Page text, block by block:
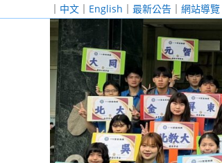
｜ 中文 ｜ English ｜ 最新公告 ｜ 網站導覽